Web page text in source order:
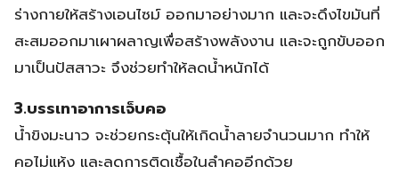
ร่างกายให้สร้างเอนไซม์ ออกมาอย่างมาก และจะดึงไขมันที่
สะสมออกมาเผาผลาญเพื่อสร้างพลังงาน และจะถูกขับออก
มาเป็นปัสสาวะ จึงช่วยทำให้ลดน้ำหนักได้
3.บรรเทาอาการเจ็บคอ
น้ำขิงมะนาว จะช่วยกระตุ้นให้เกิดน้ำลายจำนวนมาก ทำให้
คอไม่แห้ง และลดการติดเชื้อในลำคออีกด้วย